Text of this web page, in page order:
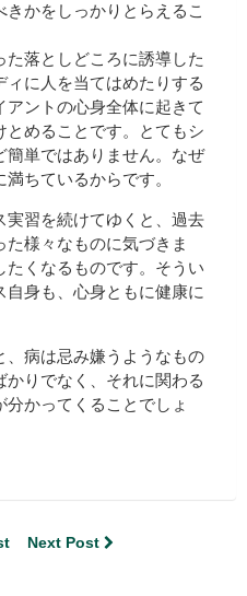
かをしっかりとらえるこ
落としどころに誘導した
ィに人を当てはめたりする
アントの心身全体に起きて
とめることです。とてもシ
簡単ではありません。なぜ
ちているからです。
実習を続けてゆくと、過去
様々なものに気づきま
くなるものです。そうい
自身も、心身ともに健康に
、病は忌み嫌うようなもの
りでなく、それに関わる
かってくることでしょ
Next Post